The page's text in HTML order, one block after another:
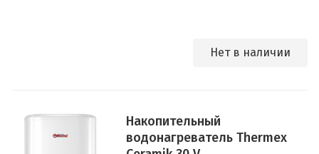
Нет в наличии
Накопительный
водонагреватель Thermex